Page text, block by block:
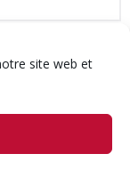
site web et